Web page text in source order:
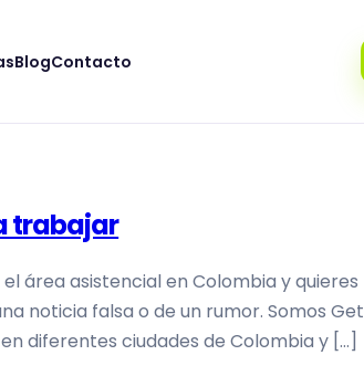
BlogContacto
trabajar
área asistencial en Colombia y quieres
noticia falsa o de un rumor. Somos Get
diferentes ciudades de Colombia y […]